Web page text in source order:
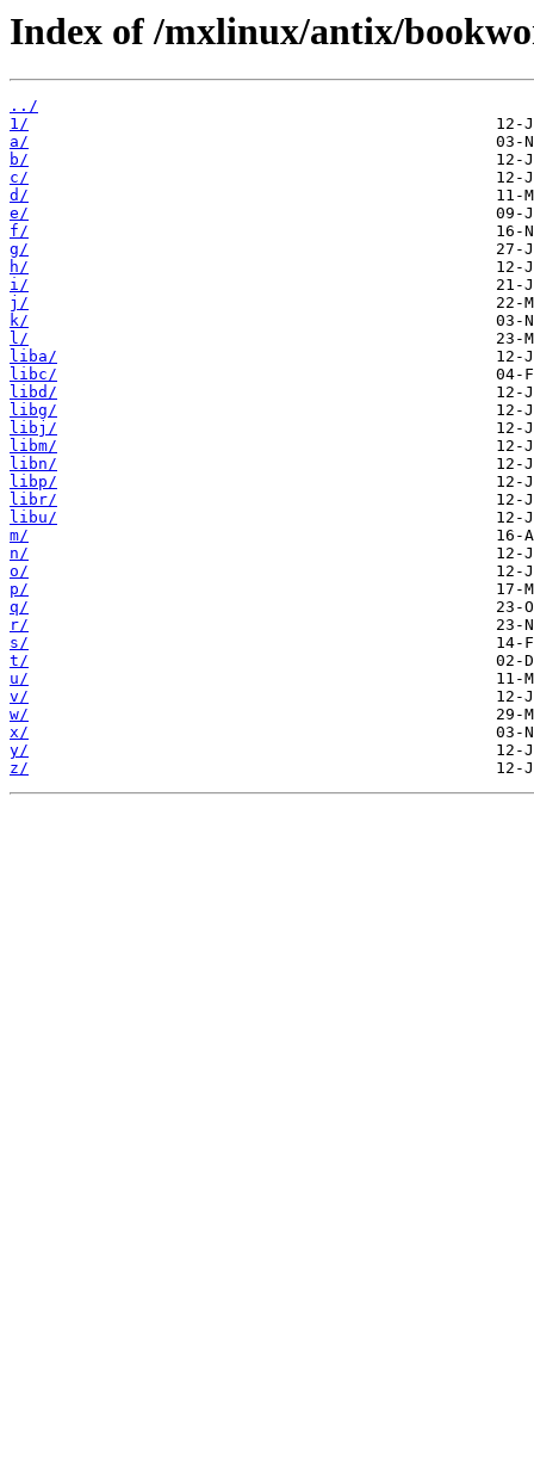
Index of /mxlinux/antix/
../
1/
a/
b/
c/
d/
e/
f/
g/
h/
i/
j/
k/
l/
liba/
libc/
libd/
libg/
libj/
libm/
libn/
libp/
libr/
libu/
m/
n/
o/
p/
q/
r/
s/
t/
u/
v/
w/
x/
y/
z/